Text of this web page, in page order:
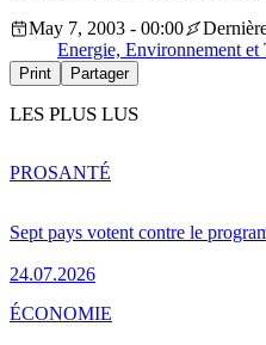
May 7, 2003 - 00:00
Energie, Environnement et
Print Partager
LES PLUS LUS
Sept pays votent contre le
24.07.2026
PROSANTÉ
ÉCONOMIE